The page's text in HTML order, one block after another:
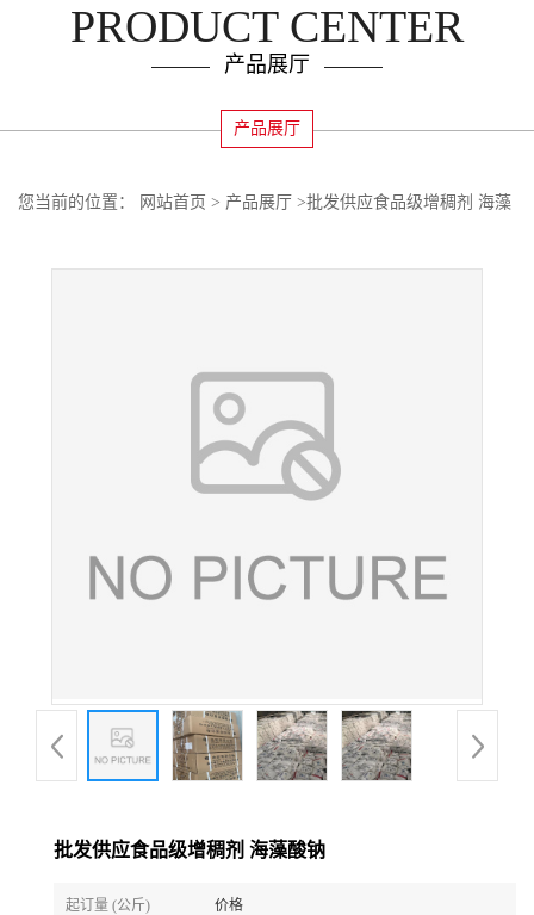
PRODUCT CENTER
产品展厅
产品展厅
您当前的位置： 网站首页 > 产品展厅 >批发供应食品级增稠剂 海藻
批发供应食品级增稠剂 海藻酸钠
起订量 (公斤) 价格